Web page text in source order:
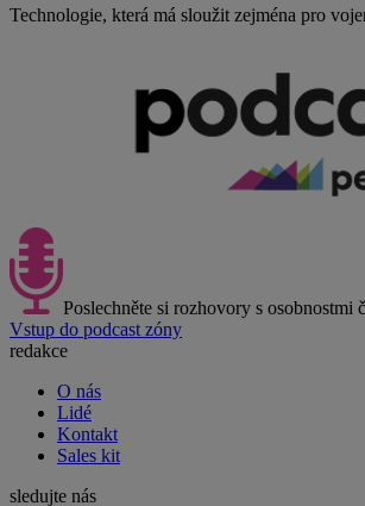
Technologie, která má sloužit zejména pro
Poslechněte si rozhovory s osobnostmi
Vstup do podcast zóny
redakce
O nás
Lidé
Kontakt
Sales kit
sledujte nás